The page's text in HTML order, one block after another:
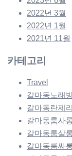
2022년 3월
2022년 1월
2021년 11월
카테고리
Travel
갈마동노래
갈마동란제
갈마동룸사
갈마동룸살
갈마동룸싸